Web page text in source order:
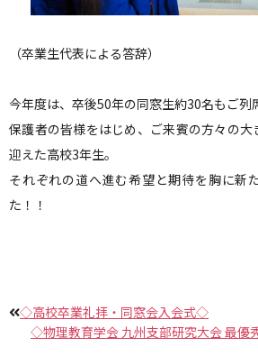
（卒業生代表による答辞）
今年度は、卒後50年の同窓生約30名もご列
保護者の皆様をはじめ、ご来賓の方々の
迎えた高校3年生。
それぞれの道へ進む希望と期待を胸に新
た！！
◇高校卒業礼拝・同窓会入会式◇
◇物理教育学会 九州支部研究大会 最